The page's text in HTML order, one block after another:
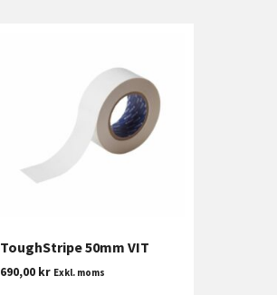
ToughStripe 50mm VIT
690,00 kr Exkl. moms